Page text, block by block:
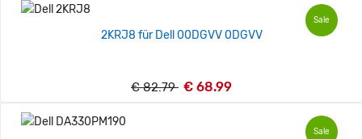
Sale
2KRJ8 für Dell 00DGVV 0DGVV
€ 82.79 € 68.99
Sale